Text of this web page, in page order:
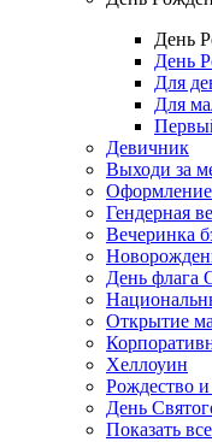
День
День
Для
Для
Девичник
Выходи за
Гендерная
Вечеринка
День флага
Открытие
Хеллоуин
Рождество
День
Показать все